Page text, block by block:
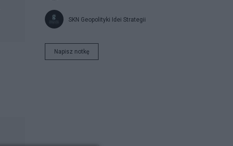
SKN Geopolityki Idei Strategii
Napisz notkę